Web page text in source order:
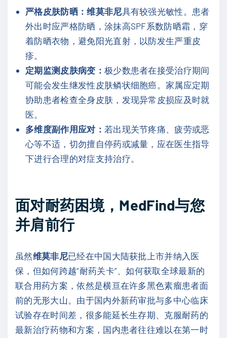
严格皮肤防晒：维莫非尼具有较强光敏性。患者
外出时应严格防晒，涂抹高SPF系数防晒霜，穿
着防晒衣物，避免阳光直射，以防发生严重皮
疹。
定期监测皮肤病变： 极少数患者在接受治疗期间
可能会发生继发性皮肤鳞状细胞癌。家属应定期
协助患者检查全身皮肤，发现异常皮损应及时就
医。
多维度副作用应对： 若出现关节疼痛、疲劳或恶
心等不适，切勿擅自停药或减量，应在医生指导
下进行合理的对症支持治疗。
面对耐药困境，MedFind与您
并肩前行
虽然维莫非尼已经在中国大陆获批上市并纳入医
保，但如何跨越“耐药关卡”、如何获取全球最新的
联合用药方案，依然是横亘在许多黑色素瘤患者面
前的无形大山。由于国内外新药审批与多中心临床
试验存在时间差，很多能延长生存期、克服耐药的
最新治疗药物和方案，国内患者往往难以在第一时